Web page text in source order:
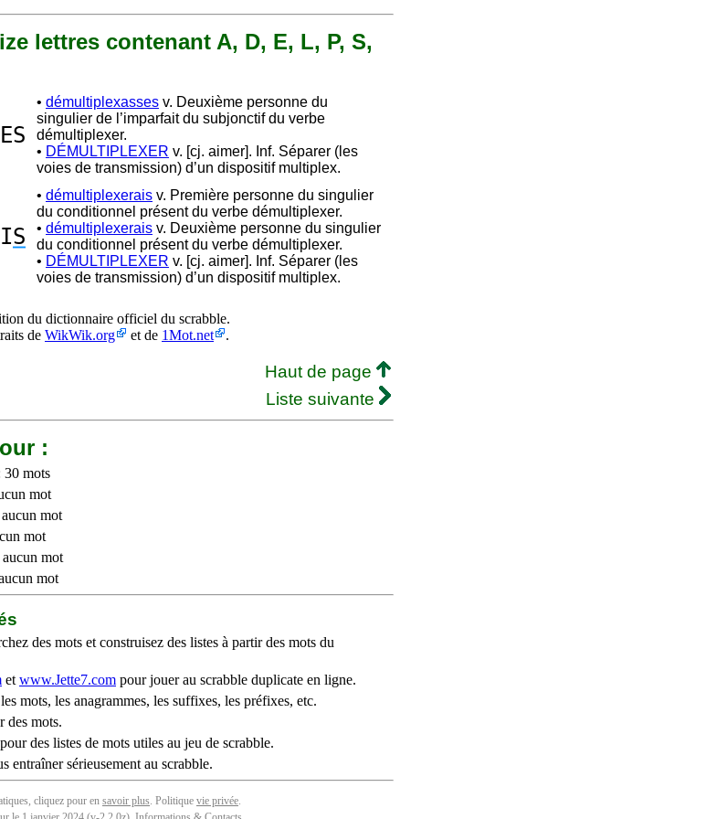
lettres contenant A, D, E, L, P, S,
• démultiplexasses v. Deuxième personne du
singulier de l’imparfait du subjonctif du verbe
démultiplexer.
• DÉMULTIPLEXER v. [cj. aimer]. Inf. Séparer (les
voies de transmission) d’un dispositif multiplex.
IS
• démultiplexerais v. Première personne du singulier
du conditionnel présent du verbe démultiplexer.
• démultiplexerais v. Deuxième personne du singulier
du conditionnel présent du verbe démultiplexer.
• DÉMULTIPLEXER v. [cj. aimer]. Inf. Séparer (les
voies de transmission) d’un dispositif multiplex.
du dictionnaire officiel du scrabble.
de WikWik.org et de 1Mot.net .
Haut de page
Liste suivante
:
30 mots
mot
mot
mot
mot
mot
des mots et construisez des listes à partir des mots du
et www.Jette7.com pour jouer au scrabble duplicate en ligne.
mots, les anagrammes, les suffixes, les préfixes, etc.
des mots.
pour des listes de mots utiles au jeu de scrabble.
entraîner sérieusement au scrabble.
cliquez pour en savoir plus. Politique vie privée.